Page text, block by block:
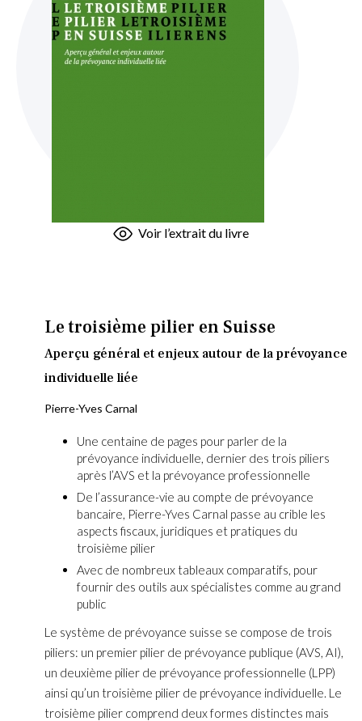
Le troisième pilier en Suisse
Aperçu général et enjeux autour de la prévoyance
individuelle liée
Pierre-Yves Carnal
Une centaine de pages pour parler de la
prévoyance individuelle, dernier des trois piliers
après l’AVS et la prévoyance professionnelle
De l’assurance-vie au compte de prévoyance
bancaire, Pierre-Yves Carnal passe au crible les
aspects fiscaux, juridiques et pratiques du
troisième pilier
Avec de nombreux tableaux comparatifs, pour
fournir des outils aux spécialistes comme au grand
public
Le système de prévoyance suisse se compose de trois
piliers: un premier pilier de prévoyance publique (AVS, AI),
un deuxième pilier de prévoyance professionnelle (LPP)
ainsi qu’un troisième pilier de prévoyance individuelle. Le
troisième pilier comprend deux formes distinctes mais
the
images
gallery
the
images
gallery
Voir l’extrait du livre